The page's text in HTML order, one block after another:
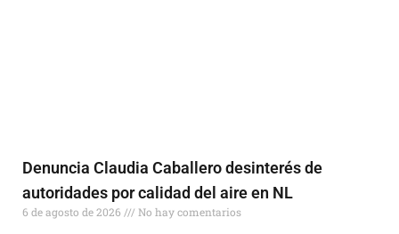
Denuncia Claudia Caballero desinterés de
autoridades por calidad del aire en NL
6 de agosto de 2026 No hay comentarios